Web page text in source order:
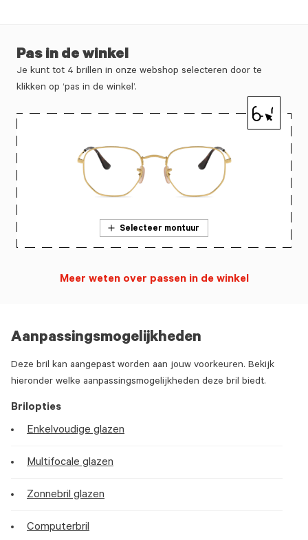
Aanpassingsmogelijkheden
Deze bril kan aangepast worden aan jouw voorkeuren. Bekijk
hieronder welke aanpassingsmogelijkheden deze bril biedt.
Brilopties
Enkelvoudige glazen
Multifocale glazen
Zonnebril glazen
Computerbril
Pas in de winkel
Je kunt tot 4 brillen in onze webshop selecteren door te
klikken op ‘pas in de winkel’.
Selecteer montuur
Meer weten over passen in de winkel